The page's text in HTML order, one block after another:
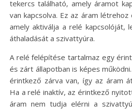
tekercs található, amely áramot
van kapcsolva. Ez az áram
amely aktiválja a relé kapcsolóját,
áthaladását a szivattyúra.
A relé felépítése tartalmaz egy
és zárt állapotban is képes
érintkező zárva van, így az áram
Ha a relé inaktív, az érintkező
áram nem tudja elérni a